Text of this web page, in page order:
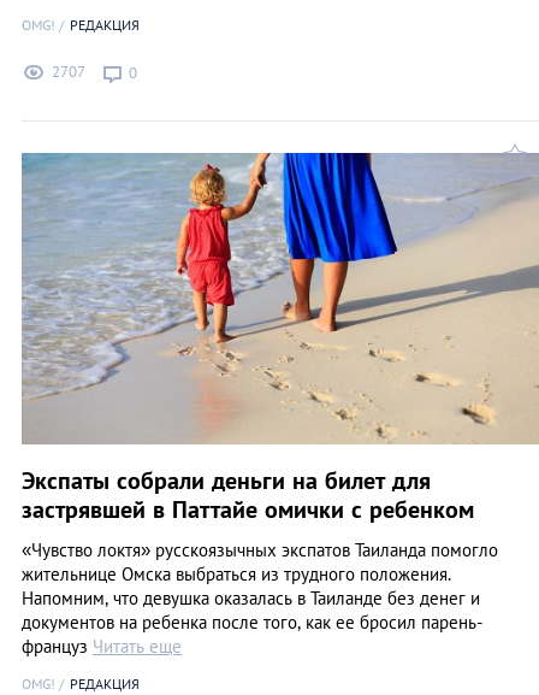
OMG! РЕДАКЦИЯ
2707 0
Экспаты собрали деньги на билет для
застрявшей в Паттайе омички с ребенком
«Чувство локтя» русскоязычных экспатов Таиланда помогло
жительнице Омска выбраться из трудного положения.
Напомним, что девушка оказалась в Таиланде без денег и
документов на ребенка после того, как ее бросил парень-
француз Читать еще
OMG! РЕДАКЦИЯ